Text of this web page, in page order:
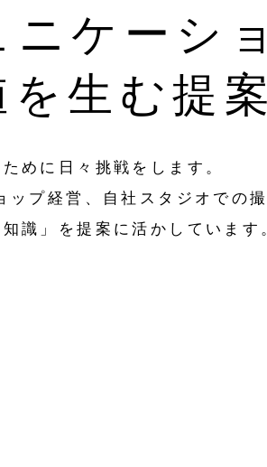
ケーシ
生む提案
めに日々挑戦をします。
プ経営、自社スタジオでの撮
識」を提案に活かしています